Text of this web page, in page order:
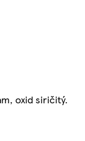
oxid siričitý.